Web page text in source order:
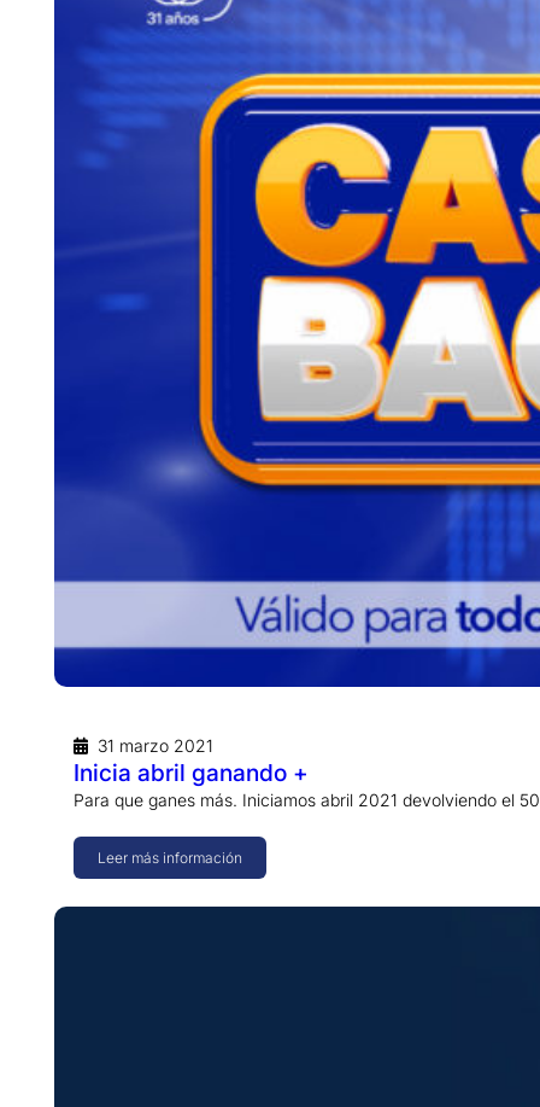
31 marzo 2021
Inicia abril ganando +
Para que ganes más. Iniciamos abril 2021 devolviendo el
Leer más información